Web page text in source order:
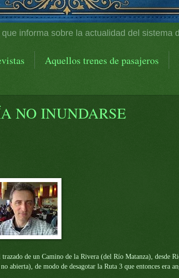
informa sobre la actualidad del sistema
Aquellos trenes de pasajeros
NO INUNDARSE
de un Camino de la Rivera(del Río Matanza), desde
abierta), de modo de desagotar la Ruta3 que entonces era